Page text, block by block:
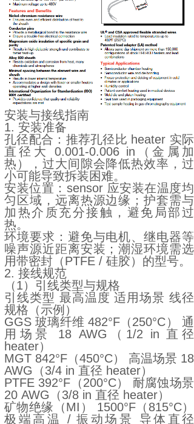
安装与接线指南
1. 安装准备
孔径配合：推荐孔径比 heater 实际
直径大 0.001-0.006 in（金属加
热），过大间隙会降低热效率，过
小可能导致拆装困难。
安装位置：sensor 应安装在温度均
匀区域，远离热源边缘；护套需与
加热介质充分接触，避免局部过
热。
环境要求：避免与电机、继电器等
噪声源近距离安装；潮湿环境需选
用带密封（PTFE / 硅胶）的型号。
2. 接线规范
（1）引线类型与规格
引线类型 最高温度 适用场景 线径
规格（示例）
GGS 玻璃纤维 482°F（250°C） 通
用场景 18 AWG（1/2 in 直径
heater）
MGT 842°F（450°C） 高温场景 18
AWG（3/4 in 直径 heater）
PTFE 392°F（200°C） 耐腐蚀场景
20 AWG（3/8 in 直径 heater）
矿物绝缘（MI） 1500°F（815°C）
极端高温 / 振动场景 导体直径